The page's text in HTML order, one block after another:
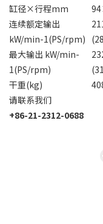
缸径×行程mm
连续额定输出
kW/min-1(PS/rpm)
最大输出 kW/min-
1(PS/rpm)
干重(kg)
请联系我们
+86-21-2312-0688